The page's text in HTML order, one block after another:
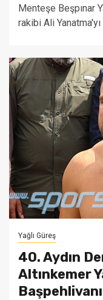
Menteşe Beşpınar
rakibi Ali
Yağlı Güreş
40. Aydın
Altınkemer